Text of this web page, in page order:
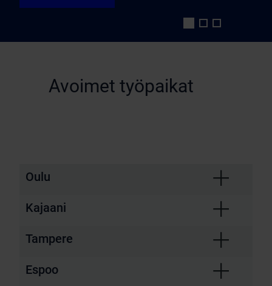
Avoimet työpaikat
Oulu
Kajaani
Tampere
Espoo